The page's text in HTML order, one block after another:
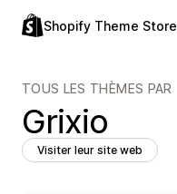
Shopify Theme Store
TOUS LES THÈMES PAR
Grixio
Visiter leur site web